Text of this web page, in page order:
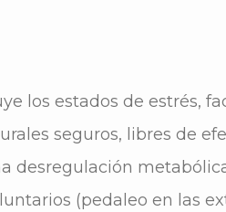
los estados de estrés,
seguros, libres de
desregulación
(pedaleo en las